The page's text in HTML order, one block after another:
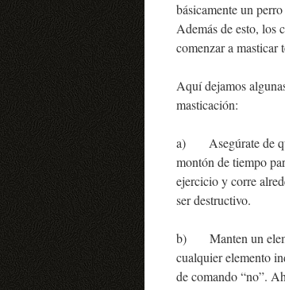
básicamente un
Además de esto, los
comenzar a masticar
Aquí dejamos
masticación:
a) Asegúrate de
montón de tiempo
ejercicio y corre
ser destructivo.
b) Manten un
cualquier elemento
de comando “no”.